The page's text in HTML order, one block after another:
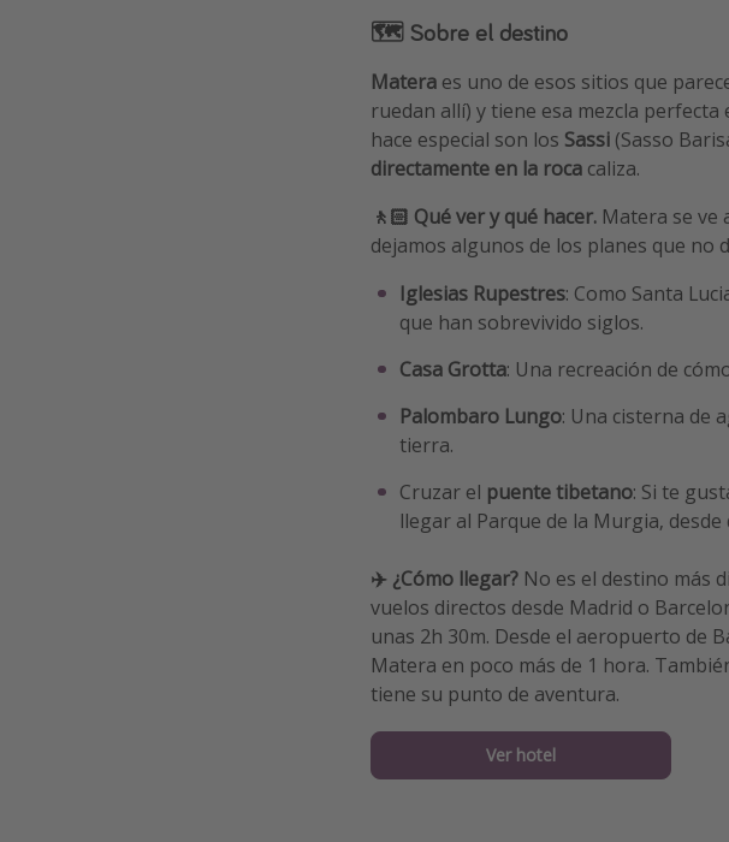
🗺 Sobre el destino
Matera es uno de esos sitios que
ruedan allí) y tiene esa mezcla
hace especial son los Sassi (Sasso
directamente en la roca caliza.
🚶🏻 Qué ver y qué hacer. Matera se ve
dejamos algunos de los planes que no
Iglesias Rupestres: Como Santa
que han sobrevivido siglos.
Casa Grotta: Una recreación de
Palombaro Lungo: Una cisterna de
tierra.
Cruzar el puente tibetano: Si te
llegar al Parque de la Murgia,
✈️ ¿Cómo llegar? No es el destino más
vuelos directos desde Madrid o
unas 2h 30m. Desde el aeropuerto de
Matera en poco más de 1 hora.
tiene su punto de aventura.
Ver hotel